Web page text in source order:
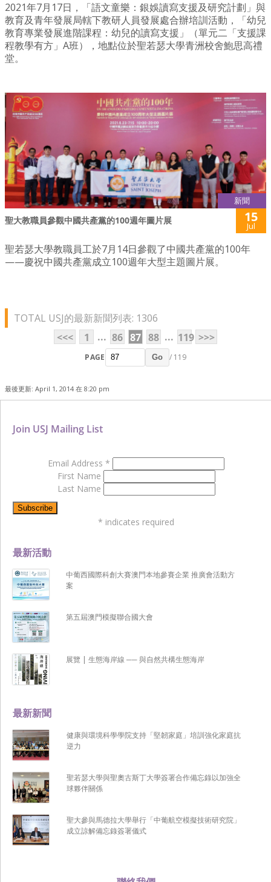
2021年7月17日，「語文童樂：銀娛讀寫支援及研究計劃」與
教育及青年發展局轄下教研人員發展處合辦培訓活動，「幼兒
教育專業發展進階課程：幼兒的讀寫支援」（單元二「支援課
程教學有方」A班），地點位於聖若瑟大學青洲校舍鮑思高禮
堂。
新聞
聖大教職員參觀中國共產黨的100週年圖片展 15
Jul
聖若瑟大學教職員工於7月14日參觀了中國共產黨的100年
——慶祝中國共產黨成立100週年大型主題圖片展。
TOTAL USJ的最新新聞列表: 1306
<<<
1 ... 86 87 88 ... 119 >>>
PAGE Go / 119
最後更新: April 1, 2014 在 8:20 pm
最新新聞
健康與環境科學學院支持「堅韌家庭」培訓強化家庭抗
逆力
聖若瑟大學與聖奧古斯丁大學簽署合作備忘錄以加強全
球夥伴關係
聖大參與馬德拉大學舉行「中葡航空模擬技術研究院」
成立諒解備忘錄簽署儀式
最新活動
中葡西國際科創大賽澳門本地參賽企業 推廣會活動方
案
第五屆澳門模擬聯合國大會
展覽 | 生態海岸線 ── 與自然共構生態海岸
Join USJ Mailing List
Email Address *
First Name
Last Name
* indicates required